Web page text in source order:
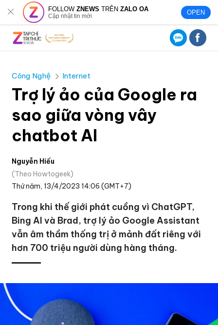
FOLLOWZNEWS TRÊNZALO OA
Cập nhật tin mới OPEN
Công Nghệ Internet
Trợ lý ảo của Google ra
sao giữa vòng vây
chatbot AI
Nguyễn Hiếu
Theo Howtogeek
Thứ năm, 13/4/2023 14:06 (GMT+7)
Trong khi thế giới phát cuồng vì ChatGPT,
Bing AI và Brad, trợ lý ảo Google Assistant
vẫn âm thầm thống trị ở mảnh đất riêng với
hơn 700 triệu người dùng hàng tháng.